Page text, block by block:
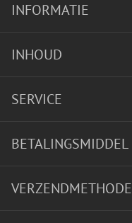
INFORMATIE
INHOUD
SERVICE
BETALINGSMIDDEL
VERZENDMETHODE